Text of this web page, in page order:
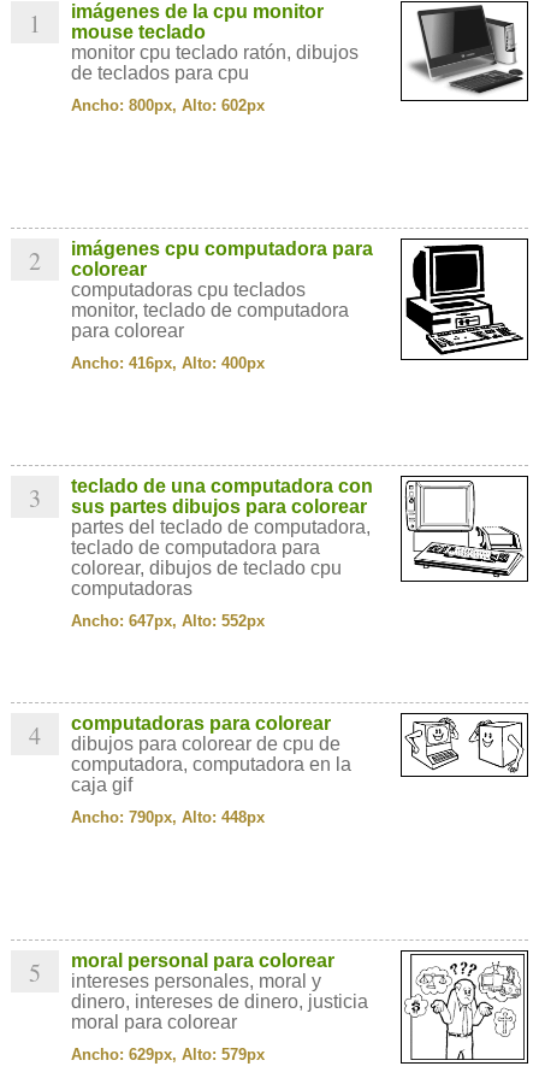
1
imágenes de la cpu monitor
mouse teclado
monitor cpu teclado ratón, dibujos
de teclados para cpu
Ancho: 800px, Alto: 602px
2
imágenes cpu computadora para
colorear
computadoras cpu teclados
monitor, teclado de computadora
para colorear
Ancho: 416px, Alto: 400px
3
teclado de una computadora con
sus partes dibujos para colorear
partes del teclado de computadora,
teclado de computadora para
colorear, dibujos de teclado cpu
computadoras
Ancho: 647px, Alto: 552px
4
computadoras para colorear
dibujos para colorear de cpu de
computadora, computadora en la
caja gif
Ancho: 790px, Alto: 448px
5
moral personal para colorear
intereses personales, moral y
dinero, intereses de dinero, justicia
moral para colorear
Ancho: 629px, Alto: 579px